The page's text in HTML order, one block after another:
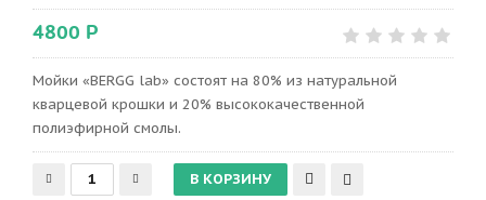
4800 Р
Мойки «BERGG lab» состоят на 80% из натуральной
кварцевой крошки и 20% высококачественной
полиэфирной смолы.